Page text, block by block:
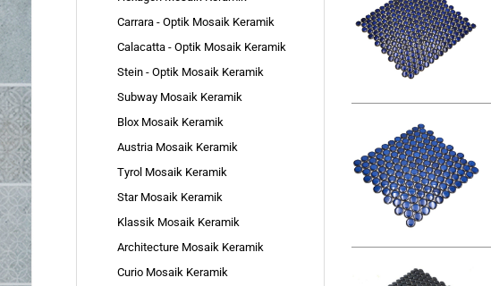
Carrara - Optik Mosaik Keramik
Calacatta - Optik Mosaik Keramik
Stein - Optik Mosaik Keramik
Subway Mosaik Keramik
Blox Mosaik Keramik
Austria Mosaik Keramik
Tyrol Mosaik Keramik
Star Mosaik Keramik
Klassik Mosaik Keramik
Architecture Mosaik Keramik
Curio Mosaik Keramik